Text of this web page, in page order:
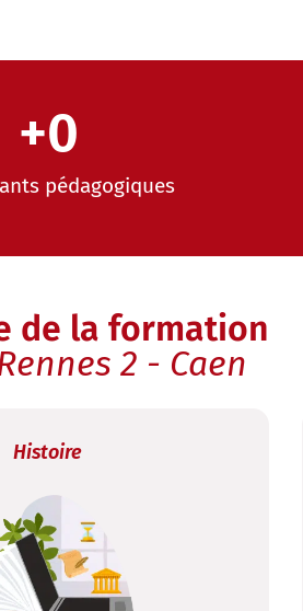
pédagogiques
+0
de la formation
2 - Caen
Histoire